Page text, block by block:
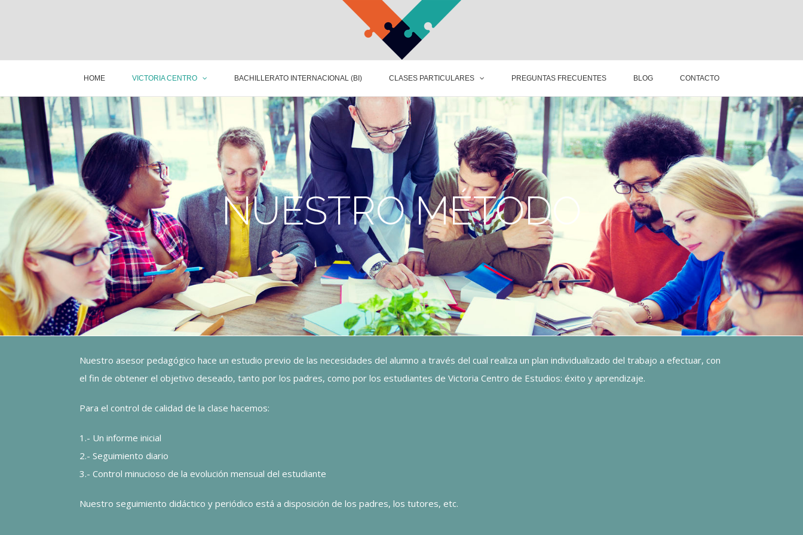
HOME VICTORIA CENTRO BACHILLERATO INTERNACIONAL (BI) CLASES PARTICULARES PREGUNTAS FRECUENTES BLOG CONTACTO
NUESTRO MÉTODO
Nuestro asesor pedagógico hace un estudio previo de las necesidades del alumno a través del cual realiza un plan individualizado del trabajo a efectuar, con
el fin de obtener el objetivo deseado, tanto por los padres, como por los estudiantes de Victoria Centro de Estudios: éxito y aprendizaje.
Para el control de calidad de la clase hacemos:
1.- Un informe inicial
2.- Seguimiento diario
3.- Control minucioso de la evolución mensual del estudiante
Nuestro seguimiento didáctico y periódico está a disposición de los padres, los tutores, etc.